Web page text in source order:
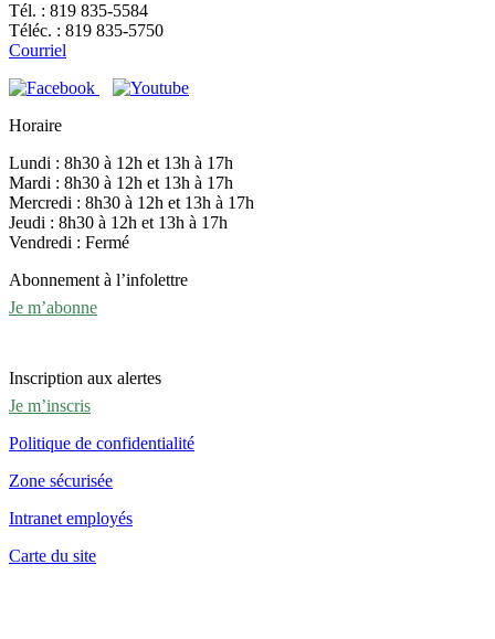
Tél. : 819 835-5584
Téléc. : 819 835-5750
Courriel
Horaire
Lundi : 8h30 à 12h et 13h à 17h
Mardi : 8h30 à 12h et 13h à 17h
Mercredi : 8h30 à 12h et 13h à 17h
Jeudi : 8h30 à 12h et 13h à 17h
Vendredi : Fermé
Abonnement à l’infolettre
Je m’abonne
Inscription aux alertes
Je m’inscris
Politique de confidentialité
Zone sécurisée
Intranet employés
Carte du site